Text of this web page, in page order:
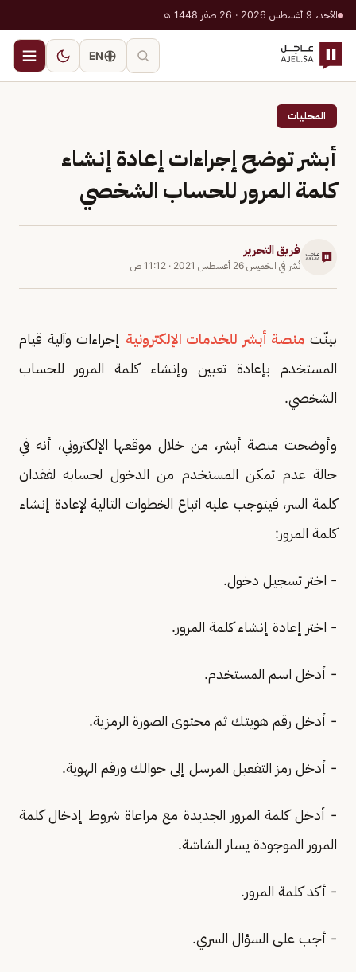
الأحد، 9 أغسطس 2026 · 26 صفر 1448 هـ
EN
المحليات
أبشر توضح إجراءات إعادة إنشاء
كلمة المرور للحساب الشخصي
فريق التحرير
نُشر في الخميس 26 أغسطس 2021 · 11:12 ص
بينّت منصة أبشر للخدمات الإلكترونية إجراءات وآلية قيام
المستخدم بإعادة تعيين وإنشاء كلمة المرور للحساب
الشخصي.
وأوضحت منصة أبشر، من خلال موقعها الإلكتروني، أنه في
حالة عدم تمكن المستخدم من الدخول لحسابه لفقدان
كلمة السر، فيتوجب عليه اتباع الخطوات التالية لإعادة إنشاء
كلمة المرور:
- اختر تسجيل دخول.
- اختر إعادة إنشاء كلمة المرور.
- أدخل اسم المستخدم.
- أدخل رقم هويتك ثم محتوى الصورة الرمزية.
- أدخل رمز التفعيل المرسل إلى جوالك ورقم الهوية.
- أدخل كلمة المرور الجديدة مع مراعاة شروط إدخال كلمة
المرور الموجودة يسار الشاشة.
- أكد كلمة المرور.
- أجب على السؤال السري.